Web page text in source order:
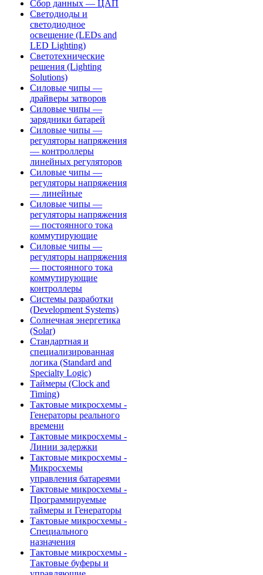
Сбор данных — ЦАП
Светодиоды и
светодиодное
освещение (LEDs and
LED Lighting)
Светотехнические
решения (Lighting
Solutions)
Силовые чипы —
драйверы затворов
Силовые чипы —
зарядники батарей
Силовые чипы —
регуляторы напряжения
— контроллеры
линейных регуляторов
Силовые чипы —
регуляторы напряжения
— линейные
Силовые чипы —
регуляторы напряжения
— постоянного тока
коммутирующие
Силовые чипы —
регуляторы напряжения
— постоянного тока
коммутирующие
контроллеры
Системы разработки
(Development Systems)
Солнечная энергетика
(Solar)
Стандартная и
специализированная
логика (Standard and
Specialty Logic)
Таймеры (Clock and
Timing)
Тактовые микросхемы -
Генераторы реального
времени
Тактовые микросхемы -
Линии задержки
Тактовые микросхемы -
Микросхемы
управления батареями
Тактовые микросхемы -
Программируемые
таймеры и Генераторы
Тактовые микросхемы -
Специального
назначения
Тактовые микросхемы -
Тактовые буферы и